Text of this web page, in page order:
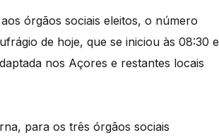
órgãos sociais eleitos, o número
de hoje, que se iniciou às 08:30 e
nos Açores e restantes locais
para os três órgãos sociais